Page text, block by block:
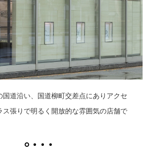
国道沿い、国道柳町交差点にありアクセ
ス張りで明るく開放的な雰囲気の店舗で